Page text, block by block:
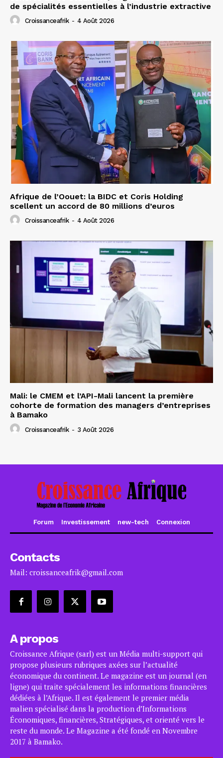
de spécialités essentielles à l’industrie extractive
Croissanceafrik - 4 Août 2026
Afrique de l’Oouet: la BIDC et Coris Holding
scellent un accord de 80 millions d’euros
Croissanceafrik - 4 Août 2026
Mali: le CMEM et l’API-Mali lancent la première
cohorte de formation des managers d’entreprises
à Bamako
Croissanceafrik - 3 Août 2026
Forum Investissement new-tech Connexion
Contacts
Mail: croissanceafrik@gmail.com
A propos
Croissance Afrique (sarl) est un Média multi-support qui
propose plusieurs rubriques axées sur l’actualité
économique du continent. Le magazine est un journal (en
ligne) qui traite spécialement les informations financières
dédiées à l’Afrique. Il est également le premier média
malien spécialisé dans la production d’Informations
Économiques, financières, Stratégiques, et orienté vers le
reste du monde. Le Magazine a été fondé en Novembre
2017 à Bamako.